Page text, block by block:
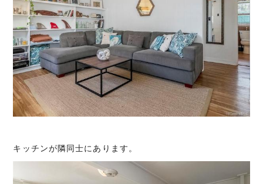
キッチンが隣同士にあります。